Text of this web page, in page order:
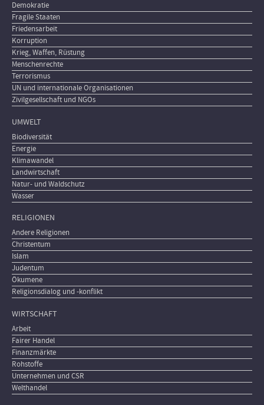
Demokratie
Fragile Staaten
Friedensarbeit
Korruption
Krieg, Waffen, Rüstung
Menschenrechte
Terrorismus
UN und internationale Organisationen
Zivilgesellschaft und NGOs
UMWELT
Biodiversität
Energie
Klimawandel
Landwirtschaft
Natur- und Waldschutz
Wasser
RELIGIONEN
Andere Religionen
Christentum
Islam
Judentum
Ökumene
Religionsdialog und -konflikt
WIRTSCHAFT
Arbeit
Fairer Handel
Finanzmärkte
Rohstoffe
Unternehmen und CSR
Welthandel